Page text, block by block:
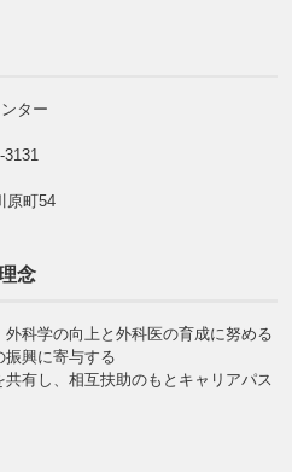
ター
3131
原町54
念
科学の向上と外科医の育成に努める
振興に寄与する
有し、相互扶助のもとキャリアパス